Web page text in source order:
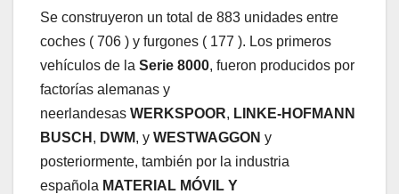
Se construyeron un total de 883 unidades entre
coches ( 706 ) y furgones ( 177 ). Los primeros
vehículos de la Serie 8000, fueron producidos por
factorías alemanas y
neerlandesas WERKSPOOR, LINKE-HOFMANN
BUSCH , DWM, y WESTWAGGON y
posteriormente, también por la industria
española MATERIAL MÓVIL Y